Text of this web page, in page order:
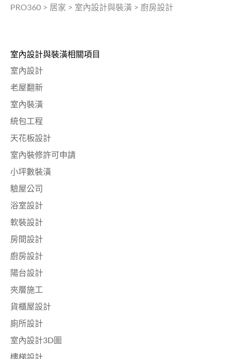
PRO360 > 居家 > 室內設計與裝潢 > 廚房設計
室內設計與裝潢相關項目
室內設計
老屋翻新
室內裝潢
統包工程
天花板設計
室內裝修許可申請
小坪數裝潢
驗屋公司
浴室設計
軟裝設計
房間設計
廚房設計
陽台設計
夾層施工
貨櫃屋設計
廁所設計
室內設計3D圖